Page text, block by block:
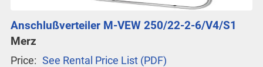
Anschlußverteiler M-VEW 250/22-2-6/V4/S1
Merz
Price: See Rental Price List (PDF)